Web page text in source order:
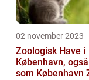
02 november 2023
Zoologisk Have i
København,
som København